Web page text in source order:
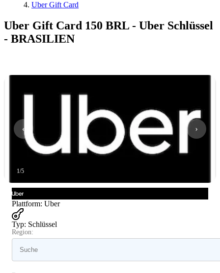
Uber Gift Card
Uber Gift Card 150 BRL - Uber Schlüssel
- BRASILIEN
1/5
Plattform: Uber
Typ: Schlüssel
Region: